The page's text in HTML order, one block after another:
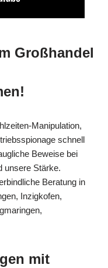
Großhandel
Manipulation,
schnell
Beweise bei
unsere Stärke.
Beratung in
Inzigkofen,
mit